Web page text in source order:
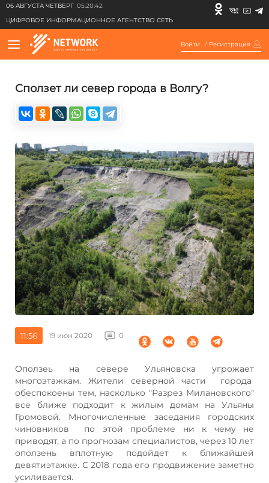
06 АВГУСТА ЧЕТВЕРГ 05:20:42
ЦИФРОВОЕ ИНФОРМАЦИОННОЕ АГЕНТСТВО СЕТЬ
Войти / Регистрация
Сползет ли север города в Волгу?
11:56 19 июн 2020 0
Оползеь на севере Ульяновска угрожает
многоэтажкам. Жители северной части города
обеспокоены тем, насколько "Разрез Милановского"
все ближе подходит к жилым домам на Ульяны
Громовой. Многочисленные заседания городских
чиновников по этой проблеме ни к чему не
приводят, а по прогнозам специалистов, через 10 лет
оползень вплотную подойдет к ближайшей
девятиэтажке. С 2018 года его продвижение заметно
усиливается.